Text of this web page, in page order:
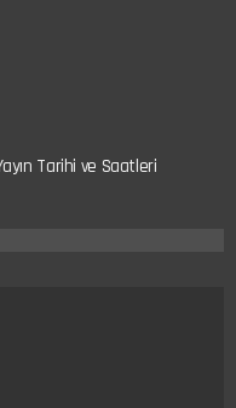
Tarihi ve Saatleri